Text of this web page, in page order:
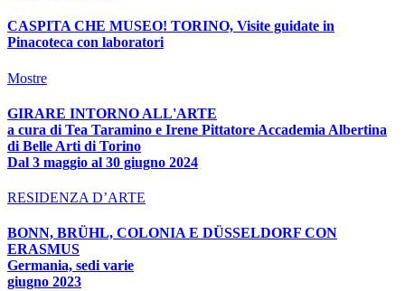
CASPITA CHE MUSEO! TORINO, Visite guidate in
Pinacoteca con laboratori
Mostre
GIRARE INTORNO ALL'ARTE
a cura di Tea Taramino e Irene Pittatore Accademia Albertina
di Belle Arti di Torino
Dal 3 maggio al 30 giugno 2024
RESIDENZA D’ARTE
BONN, BRÜHL, COLONIA E DÜSSELDORF CON
ERASMUS
Germania, sedi varie
giugno 2023